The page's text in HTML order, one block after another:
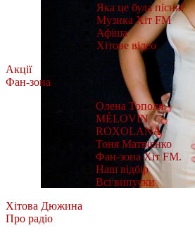
Яка це була пісня?
Музика Хіт FM
Афіша
Хітове відео
Акції
Фан-зона
Олена Тополя
MÉLOVIN
ROXOLANA
Тоня Матвієнко
Фан-зона Хіт FM.
Наш відбір
Всі випуски
Хітова Дюжина
Про радіо